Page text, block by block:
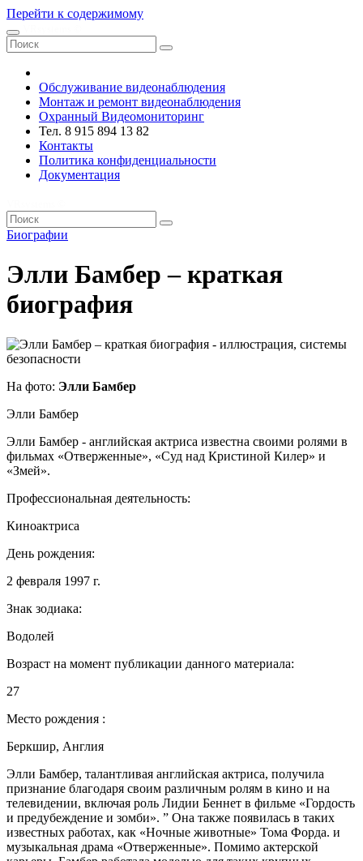
Перейти к содержимому
Обслуживание видеонаблюдения
Монтаж и ремонт видеонаблюдения
Охранный Видеомониторинг
Тел. 8 915 894 13 82
Контакты
Политика конфиденциальности
Документация
Биографии
Элли Бамбер – краткая
биография
На фото: Элли Бамбер
Элли Бамбер
Элли Бамбер - английская актриса известна своими ролями в
фильмах «Отверженные», «Суд над Кристиной Килер» и
«Змей».
Профессиональная деятельность:
Киноактриса
День рождения:
2 февраля 1997 г.
Знак зодиака:
Водолей
Возраст на момент публикации данного материала:
27
Место рождения :
Беркшир, Англия
Элли Бамбер, талантливая английская актриса, получила
признание благодаря своим различным ролям в кино и на
телевидении, включая роль Лидии Беннет в фильме «Гордость
и предубеждение и зомби». ” Она также появилась в таких
известных работах, как «Ночные животные» Тома Форда. и
музыкальная драма «Отверженные». Помимо актерской